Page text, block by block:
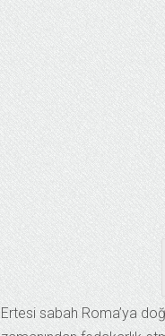
Ertesi sabah Roma’ya